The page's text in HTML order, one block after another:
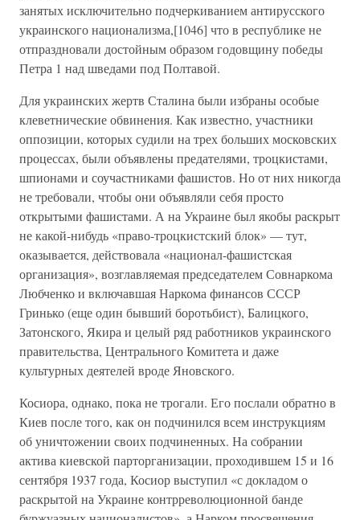
занятых исключительно подчеркиванием антирусского
украинского национализма,[1046] что в республике не
отпраздновали достойным образом годовщину победы
Петра 1 над шведами под Полтавой.
Для украинских жертв Сталина были избраны особые
клеветнические обвинения. Как известно, участники
оппозиции, которых судили на трех больших московских
процессах, были объявлены предателями, троцкистами,
шпионами и соучастниками фашистов. Но от них никогда
не требовали, чтобы они объявляли себя просто
открытыми фашистами. А на Украине был якобы раскрыт
не какой-нибудь «право-троцкистский блок» — тут,
оказывается, действовала «национал-фашистская
организация», возглавляемая председателем Совнаркома
Любченко и включавшая Наркома финансов СССР
Гринько (еще один бывший боротьбист), Балицкого,
Затонского, Якира и целый ряд работников украинского
правительства, Центрального Комитета и даже
культурных деятелей вроде Яновского.
Косиора, однако, пока не трогали. Его послали обратно в
Киев после того, как он подчинился всем инструкциям
об уничтожении своих подчиненных. На собрании
актива киевской парторганизации, проходившем 15 и 16
сентября 1937 года, Косиор выступил «с докладом о
раскрытой на Украине контрреволюционной банде